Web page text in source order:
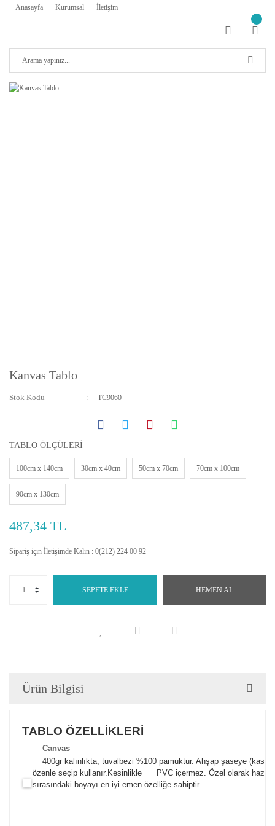
Anasayfa Kurumsal İletişim
Kanvas Tablo
Stok Kodu TC9060
TABLO ÖLÇÜLERİ
100cm x 140cm 30cm x 40cm 50cm x 70cm 70cm x 100cm
90cm x 130cm
487,34 TL
Sipariş için İletişimde Kalın : 0(212) 224 00 92
SEPETE EKLE HEMEN AL
Ürün Bilgisi
TABLO ÖZELLİKLERİ
Canvas
400gr kalınlıkta, tuvalbezi %100 pamuktur. Ahşap şaseye
özenle seçip kullanır. Kesinlikle PVC içermez. Özel olarak
sırasındaki boyayı en iyi emen özelliğe sahiptir.